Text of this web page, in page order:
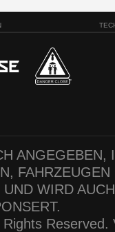
WIRD